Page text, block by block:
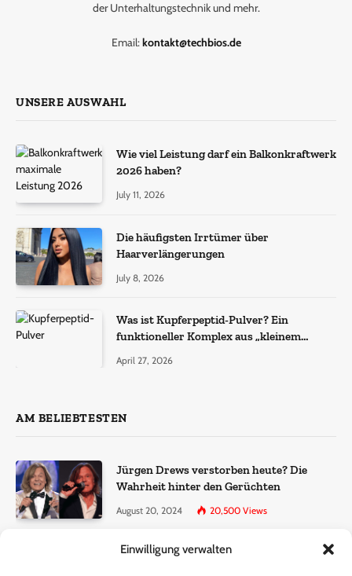
Einwilligung verwalten
der Unterhaltungstechnik und mehr.
Email:kontakt@techbios.de
UNSERE AUSWAHL
Wie viel Leistung darf ein Balkonkraftwerk
2026 haben?
July 11, 2026
Die häufigsten Irrtümer über
Haarverlängerungen
July 8, 2026
Was ist Kupferpeptid-Pulver? Ein
funktioneller Komplex aus „kleinem
April 27, 2026
AM BELIEBTESTEN
Jürgen Drews verstorben heute? Die
Wahrheit hinter den Gerüchten
August 20, 2024 20,500 Views
Ralf Dammasch Traueranzeige: